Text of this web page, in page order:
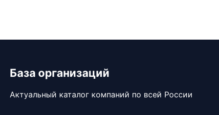
База организаций
Актуальный каталог компаний по всей России